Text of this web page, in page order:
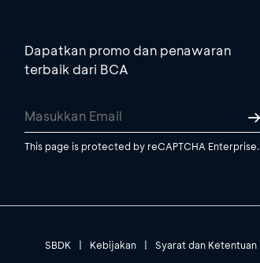
Dapatkan promo dan penawaran
terbaik dari BCA
This page is protected by reCAPTCHA Enterprise.
SBDK | Kebijakan | Syarat dan Ketentuan